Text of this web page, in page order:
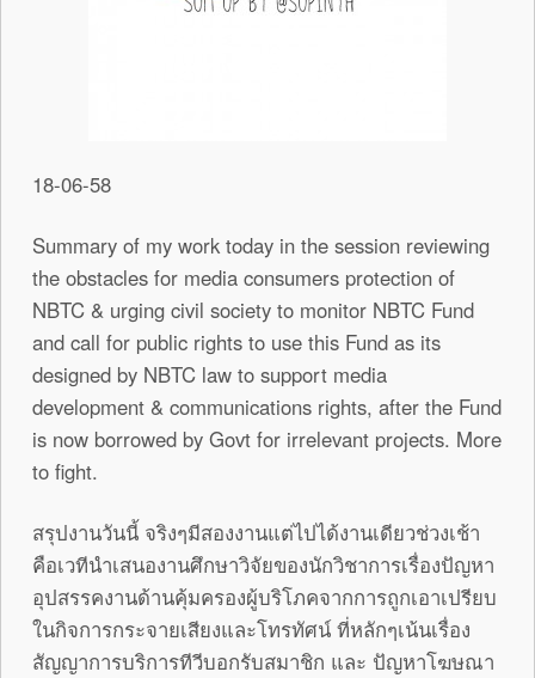
18-06-58
Summary of my work today in the session reviewing
the obstacles for media consumers protection of
NBTC & urging civil society to monitor NBTC Fund
and call for public rights to use this Fund as its
designed by NBTC law to support media
development & communications rights, after the Fund
is now borrowed by Govt for irrelevant projects. More
to fight.
สรุปงานวันนี้ จริงๆมีสองงานแต่ไปได้งานเดียวช่วงเช้า
คือเวทีนำเสนองานศึกษาวิจัยของนักวิชาการเรื่องปัญหา
อุปสรรคงานด้านคุ้มครองผู้บริโภคจากการถูกเอาเปรียบ
ในกิจการกระจายเสียงและโทรทัศน์ ที่หลักๆเน้นเรื่อง
สัญญาการบริการทีวีบอกรับสมาชิก และ ปัญหาโฆษณา